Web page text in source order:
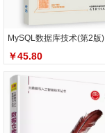
MySQL数据库技术(第2版)
￥45.80